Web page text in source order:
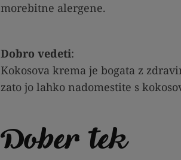
morebitne alergene.
Dobro vedeti:
Kokosova krema je bogata z
zato jo lahko nadomestite s
Dober tek